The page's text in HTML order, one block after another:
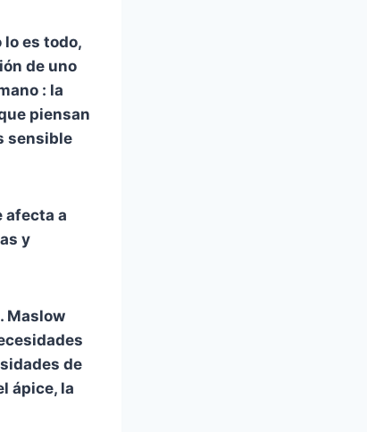
es todo,
de uno
: la
piensan
sensible
afecta a
y
Maslow
de
ápice, la